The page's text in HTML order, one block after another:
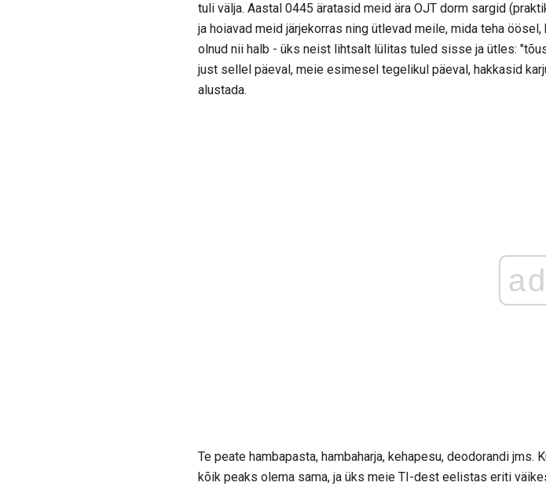
tuli välja. Aastal 0445 äratasid meid ära OJT dorm sargid
ja hoiavad meid järjekorras ning ütlevad meile, mida teha
olnud nii halb - üks neist lihtsalt lülitas tuled sisse ja ütles:
just sellel päeval, meie esimesel tegelikul päeval, hakkasid
alustada.
ad
Te peate hambapasta, hambaharja, kehapesu, deodorandi
kõik peaks olema sama, ja üks meie TI-dest eelistas eriti